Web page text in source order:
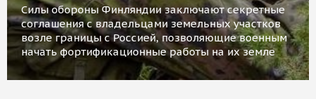
Силы обороны Финляндии заключают секретные
соглашения с владельцами земельных участков
возле границы с Россией, позволяющие военным
начать фортификационные работы на их земле